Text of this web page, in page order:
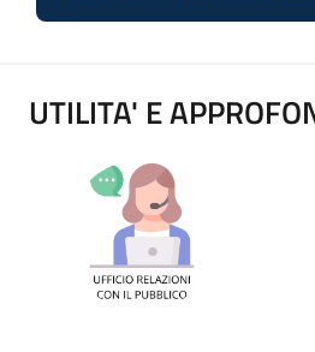
UTILITA' E